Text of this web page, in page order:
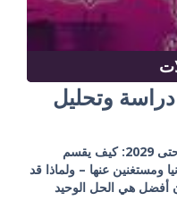
دراسة وتحليل
5.16 مليون لاجئ قد يبقون في أوروبا حتى 2029: كيف يقسم
ومستغنين عنها – ولماذا قد
أفضل هي الحل الوحيد